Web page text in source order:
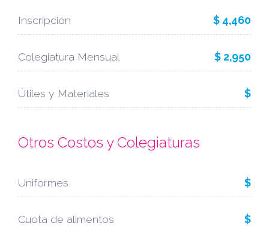
Inscripción $ 4,460
Colegiatura Mensual $ 2,950
Útiles y Materiales $
Otros Costos y Colegiaturas
Uniformes $
Cuota de alimentos $